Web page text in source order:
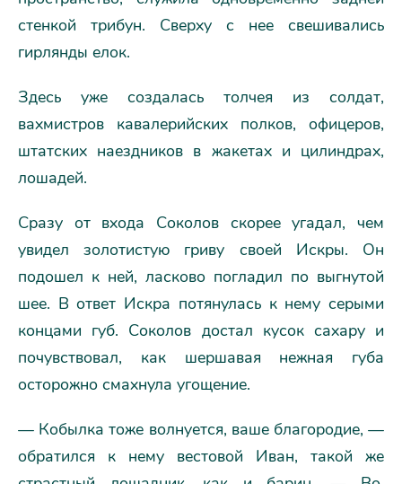
стенкой трибун. Сверху с нее свешивались
гирлянды елок.
Здесь уже создалась толчея из солдат,
вахмистров кавалерийских полков, офицеров,
штатских наездников в жакетах и цилиндрах,
лошадей.
Сразу от входа Соколов скорее угадал, чем
увидел золотистую гриву своей Искры. Он
подошел к ней, ласково погладил по выгнутой
шее. В ответ Искра потянулась к нему серыми
концами губ. Соколов достал кусок сахару и
почувствовал, как шершавая нежная губа
осторожно смахнула угощение.
— Кобылка тоже волнуется, ваше благородие, —
обратился к нему вестовой Иван, такой же